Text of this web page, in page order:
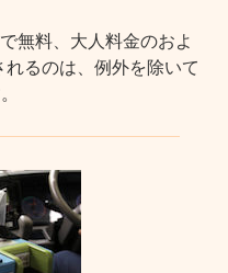
無料、大人料金のおよ
るのは、例外を除いて